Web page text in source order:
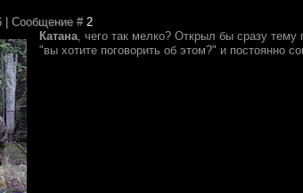
| Сообщение # 2
Катана, чего так мелко? Открыл бы сразу тему
"вы хотите поговорить об этом?" и постоянно